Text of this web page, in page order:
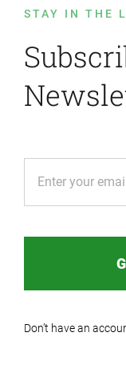
STAY IN THE
Don’t have an